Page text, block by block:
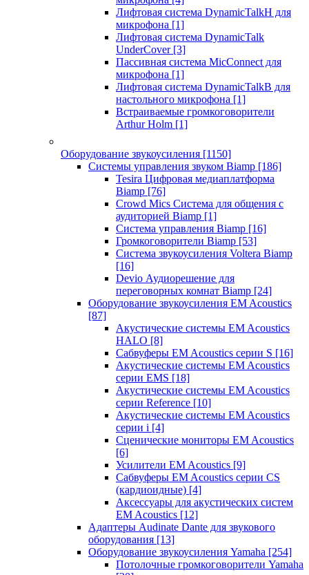
Лифтовая система DynamicTalkH для
микрофона [1]
Лифтовая система DynamicTalk
UnderCover [3]
Пассивная система MicConnect для
микрофона [1]
Лифтовая система DynamicTalkB для
настольного микрофона [1]
Встраиваемые громкоговорители
Arthur Holm [1]
Оборудование звукоусиления [1150]
Системы управления звуком Biamp [186]
Tesira Цифровая медиаплатформа
Biamp [76]
Crowd Mics Система для общения с
аудиторией Biamp [1]
Система управления Biamp [16]
Громкоговорители Biamp [53]
Система звукоусиления Voltera Biamp
[16]
Devio Аудиорешение для
переговорных комнат Biamp [24]
Оборудование звукоусиления EM Acoustics
[87]
Акустические системы EM Acoustics
HALO [8]
Сабвуферы EM Acoustics серии S [16]
Акустические системы EM Acoustics
серии EMS [18]
Акустические системы EM Acoustics
серии Reference [10]
Акустические системы EM Acoustics
серии i [4]
Сценические мониторы EM Acoustics
[6]
Усилители EM Acoustics [9]
Сабвуферы EM Acoustics серии CS
(кардиоидные) [4]
Аксессуары для акустических систем
EM Acoustics [12]
Адаптеры Audinate Dante для звукового
оборудования [13]
Оборудование звукоусиления Yamaha [254]
Потолочные громкоговорители Yamaha